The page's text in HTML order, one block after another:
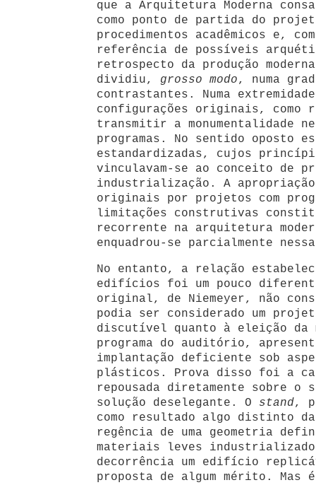
que a Arquitetura Moderna
como ponto de partida do
procedimentos acadêmicos e,
referência de possíveis
retrospecto da produção
dividiu, grosso modo, numa
contrastantes. Numa
configurações originais, como
transmitir a monumentalidade
programas. No sentido oposto
estandardizadas, cujos
vinculavam-se ao conceito de
industrialização. A
originais por projetos com
limitações construtivas
recorrente na arquitetura
enquadrou-se parcialmente
No entanto, a relação
edifícios foi um pouco
original, de Niemeyer, não
podia ser considerado um
discutível quanto à eleição da
programa do auditório,
implantação deficiente sob
plásticos. Prova disso foi a
repousada diretamente sobre o
solução deselegante. O stand,
como resultado algo distinto
regência de uma geometria
materiais leves
decorrência um edifício
proposta de algum mérito. Mas